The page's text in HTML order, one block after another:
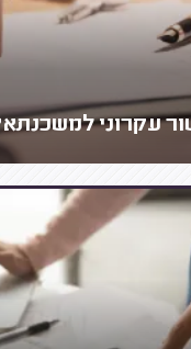
עקרוני